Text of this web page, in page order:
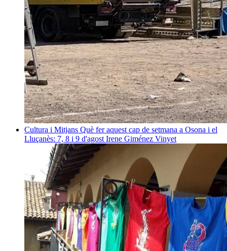
Cultura i Mitjans Què fer aquest cap de setmana a Osona i el
Lluçanès: 7, 8 i 9 d'agost Irene Giménez Vinyet